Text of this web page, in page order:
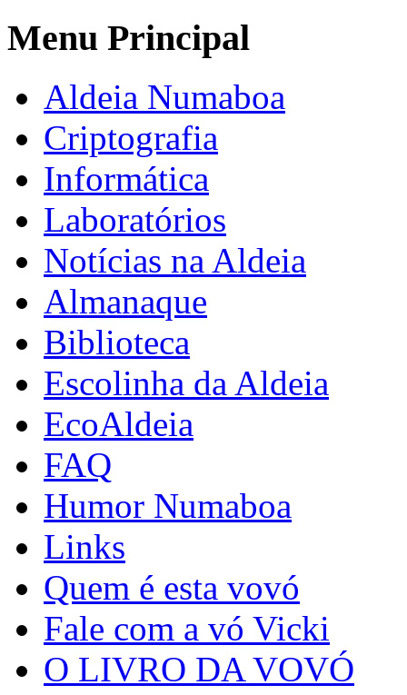
Menu Principal
Aldeia Numaboa
Criptografia
Informática
Laboratórios
Notícias na Aldeia
Almanaque
Biblioteca
Escolinha da Aldeia
EcoAldeia
FAQ
Humor Numaboa
Links
Quem é esta vovó
Fale com a vó Vicki
O LIVRO DA VOVÓ